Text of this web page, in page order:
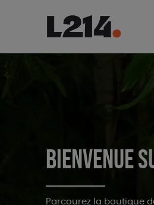
Bienvenue
Parcourez la boutique